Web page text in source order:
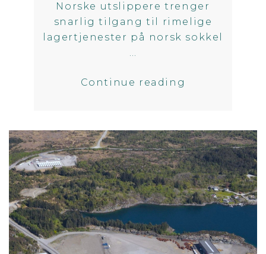
Norske utslippere trenger
snarlig tilgang til rimelige
lagertjenester på norsk sokkel
…
Continue reading